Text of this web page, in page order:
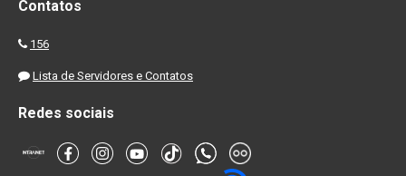
Contatos
156
Lista de Servidores e Contatos
Redes sociais